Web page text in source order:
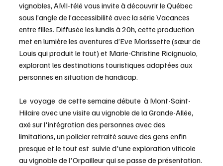
vignobles, AMI-télé vous invite à découvrir le Québec
sous l’angle de l’accessibilité avec la série Vacances
entre filles. Diffusée les lundis à 20h, cette production
met en lumière les aventures d’Eve Morissette (sœur de
Louis qui produit le tout) et Marie-Christine Ricignuolo,
explorant les destinations touristiques adaptées aux
personnes en situation de handicap.
Le  voyage  de cette semaine débute  à Mont-Saint-
Hilaire avec une visite au vignoble de la Grande-Allée,
axé sur l'intégration des personnes avec des
limitations, un policier retraité sauve des gens enfin
presque et le tout est  suivie d'une exploration viticole
au vignoble de l'Orpailleur qui se passe de présentation.